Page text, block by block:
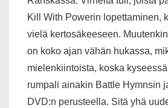
Kill With Powerin lopettaminen,
vielä kertosäkeeseen.
on koko ajan vähän hukassa,
mielenkiintoista, koska
rumpali ainakin Battle Hymnsin
DVD:n perusteella. Sitä yhä